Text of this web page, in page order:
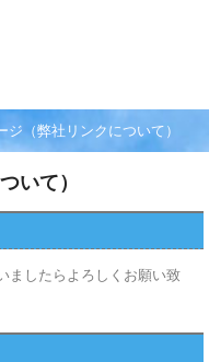
ジ（弊社リンクについて）
いて）
ましたらよろしくお願い致